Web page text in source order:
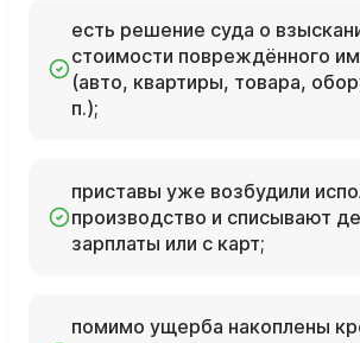
есть решение суда о
стоимости повреждённого
(авто, квартиры, товара,
п.);
приставы уже возбудили
производство и списывают
зарплаты или с карт;
помимо ущерба накоплены